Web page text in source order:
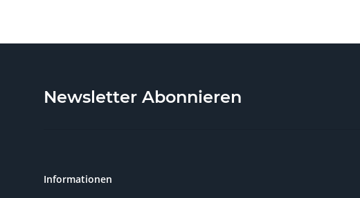
Newsletter Abonnieren
Informationen